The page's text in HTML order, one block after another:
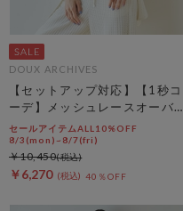
DOUX ARCHIVES
【セットアップ対応】【1秒コ
ーデ】メッシュレースオーバー
シャツ
セールアイテムALL10%OFF
8/3(mon)~8/7(fri)
￥6,270 40％OFF
￥10,450